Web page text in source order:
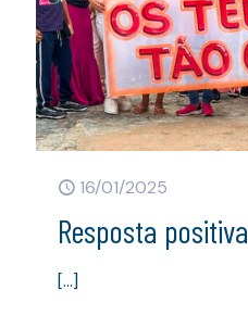
16/01/2025
Resposta positiva
[…]